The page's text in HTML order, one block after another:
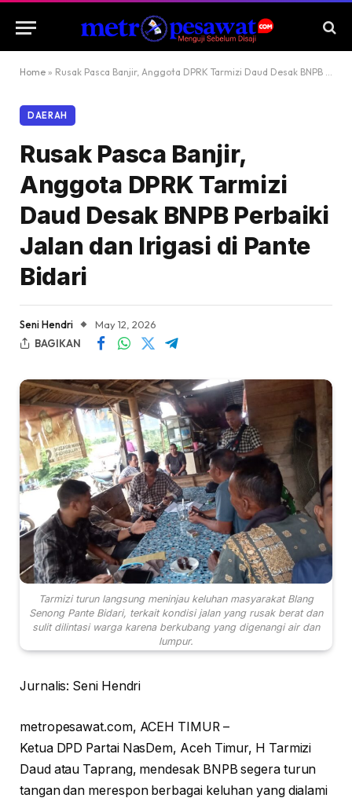
Home » Rusak Pasca Banjir, Anggota DPRK Tarmizi Daud Desak BNPB Perbaiki Jalan dan Irigasi di Pante Bidari
DAERAH
Rusak Pasca Banjir,
Anggota DPRK Tarmizi
Daud Desak BNPB Perbaiki
Jalan dan Irigasi di Pante
Bidari
Seni Hendri
May 12, 2026
BAGIKAN
Tarmizi turun langsung meninjau keluhan masyarakat Blang
Senong Pante Bidari, terkait kondisi jalan yang rusak berat dan
sulit dilintasi warga karena berkubang yang digenangi air dan
lumpur.
Jurnalis: Seni Hendri
metropesawat.com, ACEH TIMUR –
Ketua DPD Partai NasDem, Aceh Timur, H Tarmizi
Daud atau Taprang, mendesak BNPB segera turun
tangan dan merespon berbagai keluhan yang dialami